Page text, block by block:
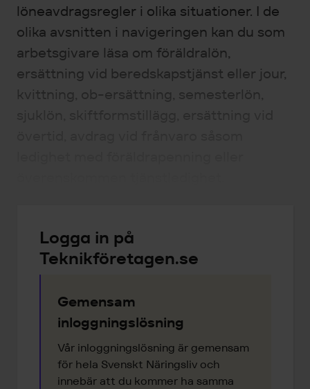
löneavdragsregler i olika situationer. I de
olika avsnitten i navigeringen kan du som
arbetsgivare läsa om föräldralön,
ersättning vid beredskapstjänst eller jour,
kvittning, ob-ersättning, semesterlön,
Logga in på
Teknikföretagen.se
Gemensam
inloggningslösning
Vår inloggningslösning är gemensam
för hela Svenskt Näringsliv och
innebär att du kommer ha samma